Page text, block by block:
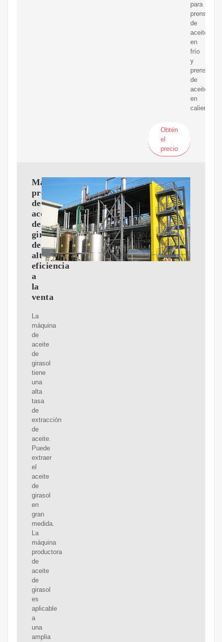
para
prensas
de
aceite
en
frío
y
prensas
de
aceite
en
caliente.
Obtén
el
precio
Máquina
prensadora
de
aceite
de
girasol
de
alta
eficiencia
a
la
venta
La
máquina
de
aceite
de
girasol
tiene
una
alta
tasa
de
extracción
de
aceite.
Puede
extraer
el
aceite
de
girasol
en
gran
medida.
La
máquina
productora
de
aceite
de
girasol
es
aplicable
a
una
amplia